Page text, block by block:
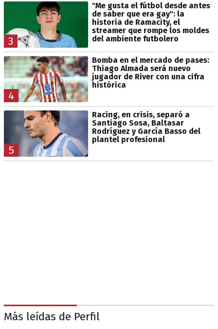
3
"Me gusta el fútbol desde antes
de saber que era gay": la
historia de Ramacity, el
streamer que rompe los moldes
del ambiente futbolero
4
Bomba en el mercado de pases:
Thiago Almada será nuevo
jugador de River con una cifra
histórica
5
Racing, en crisis, separó a
Santiago Sosa, Baltasar
Rodríguez y García Basso del
plantel profesional
Más leídas de Perfil